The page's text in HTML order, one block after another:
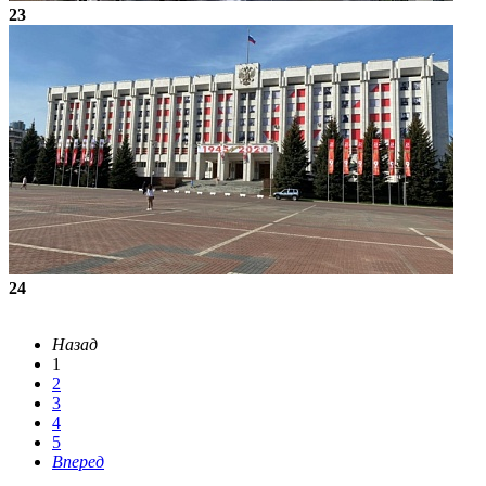
23
24
Назад
1
2
3
4
5
Вперед